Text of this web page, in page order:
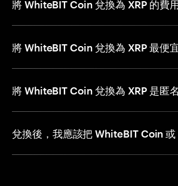
將 WhiteBIT Coin 兌換為 XRP 的費
將 WhiteBIT Coin 兌換為 XRP 最便
將 WhiteBIT Coin 兌換為 XRP 是匿
兌換後，我應該把 WhiteBIT Coin 或